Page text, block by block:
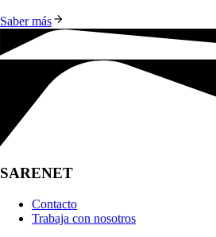
Saber más
SARENET
Contacto
Trabaja con nosotros